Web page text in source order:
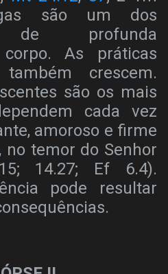
são um dos
de profunda
As práticas
crescem.
são os mais
cada vez
amoroso e firme
no temor do Senhor
14.27; Ef 6.4).
pode resultar